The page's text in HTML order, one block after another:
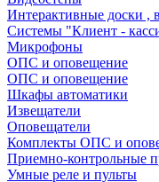
Интерактивные доски ,
Системы "Клиент -
Микрофоны
ОПС и оповещение
ОПС и оповещение
Шкафы автоматики
Извещатели
Оповещатели
Комплекты ОПС и
Приемно-контрольные
Умные реле и пульты